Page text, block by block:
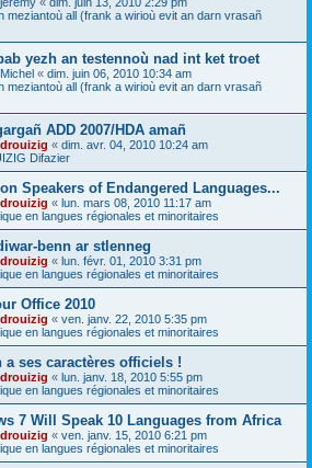
meziantoù all (frank a wirioù evit an darn vrasañ
yezh an testennoù nad int ket troet
Michel « dim. juin 06, 2010 10:34 am
meziantoù all (frank a wirioù evit an darn vrasañ
ADD 2007/HDA amañ
drouizig « dim. avr. 04, 2010 10:24 am
Difazier
Speakers of Endangered Languages...
drouizig « lun. mars 08, 2010 11:17 am
en langues régionales et minoritaires
benn ar stlenneg
drouizig « lun. févr. 01, 2010 3:31 pm
en langues régionales et minoritaires
Office 2010
drouizig « ven. janv. 22, 2010 5:35 pm
en langues régionales et minoritaires
a ses caractères officiels !
drouizig « lun. janv. 18, 2010 5:55 pm
en langues régionales et minoritaires
7 Will Speak 10 Languages from Africa
drouizig « ven. janv. 15, 2010 6:21 pm
en langues régionales et minoritaires